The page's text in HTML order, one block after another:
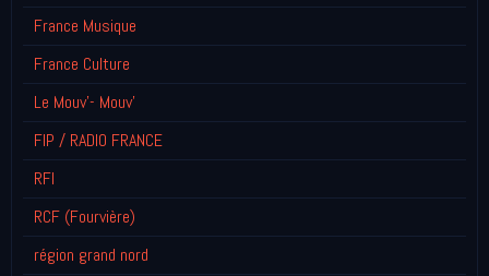
France Musique
France Culture
Le Mouv'- Mouv'
FIP / RADIO FRANCE
RFI
RCF (Fourvière)
région grand nord